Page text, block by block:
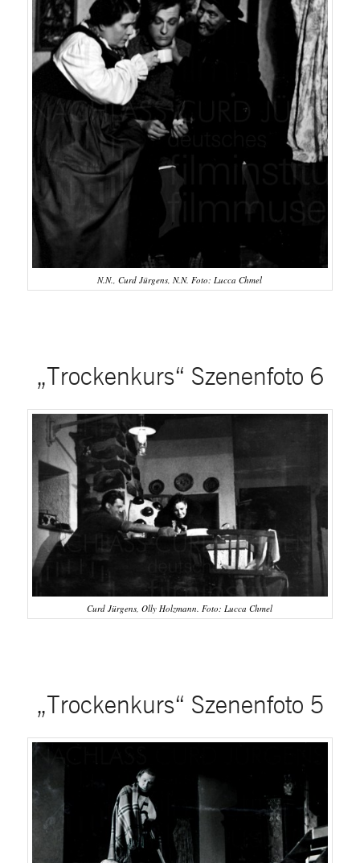
N.N., Curd Jürgens, N.N. Foto: Lucca Chmel
„Trockenkurs“ Szenenfoto 6
Curd Jürgens, Olly Holzmann. Foto: Lucca Chmel
„Trockenkurs“ Szenenfoto 5